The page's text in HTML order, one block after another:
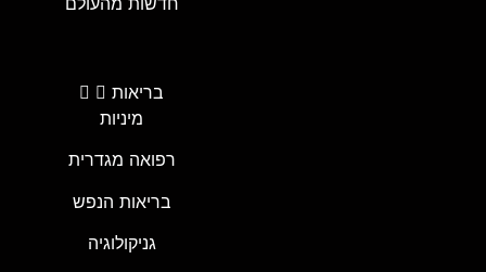
בריאות
מיניות
רפואה מגדרית
בריאות הנפש
גניקולוגיה